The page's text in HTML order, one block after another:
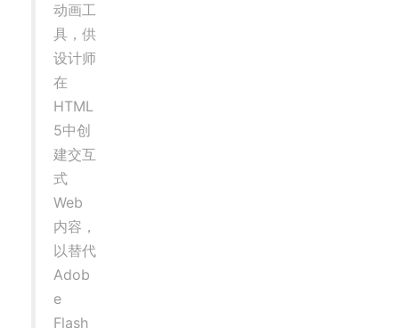
动画工
具，供
设计师
在
HTML
5中创
建交互
式
Web
内容，
以替代
Adob
e
Flash